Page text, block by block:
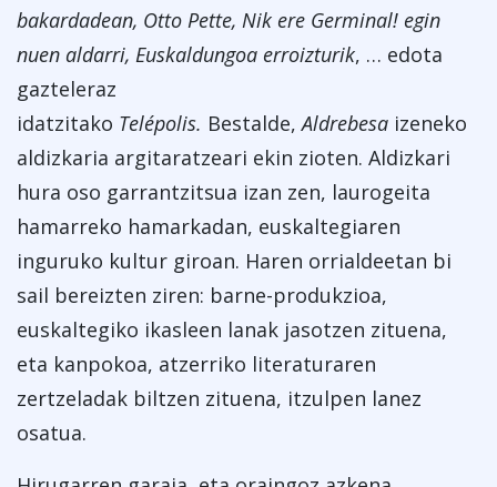
bakardadean, Otto Pette, Nik ere Germinal! egin
nuen aldarri, Euskaldungoa erroizturik, … edota
gazteleraz
idatzitako Telépolis. Bestalde,Aldrebesa izeneko
aldizkaria argitaratzeari ekin zioten. Aldizkari
hura oso garrantzitsua izan zen, laurogeita
hamarreko hamarkadan, euskaltegiaren
inguruko kultur giroan. Haren orrialdeetan bi
sail bereizten ziren: barne-produkzioa,
euskaltegiko ikasleen lanak jasotzen zituena,
eta kanpokoa, atzerriko literaturaren
zertzeladak biltzen zituena, itzulpen lanez
osatua.